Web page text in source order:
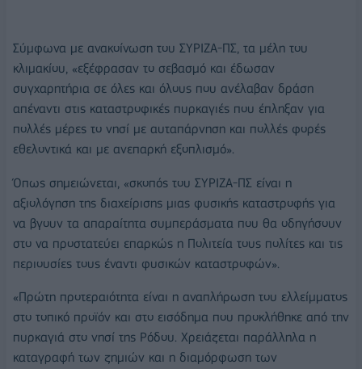
Σύμφωνα με ανακοίνωση του ΣΥΡΙΖΑ-ΠΣ, τα μέλη του
κλιμακίου, «εξέφρασαν το σεβασμό και έδωσαν
συγχαρητήρια σε όλες και όλους που ανέλαβαν δράση
απέναντι στις καταστροφικές πυρκαγιές που έπληξαν για
πολλές μέρες το νησί με αυταπάρνηση και πολλές φορές
εθελοντικά και με ανεπαρκή εξοπλισμό».
Όπως σημειώνεται, «σκοπός του ΣΥΡΙΖΑ-ΠΣ είναι η
αξιολόγηση της διαχείρισης μιας φυσικής καταστροφής για
να βγουν τα απαραίτητα συμπεράσματα που θα οδηγήσουν
στο να προστατεύει επαρκώς η Πολιτεία τους πολίτες και τις
περιουσίες τους έναντι φυσικών καταστροφών».
«Πρώτη προτεραιότητα είναι η αναπλήρωση του ελλείμματος
στο τοπικό προϊόν και στο εισόδημα που προκλήθηκε από την
πυρκαγιά στο νησί της Ρόδου. Χρειάζεται παράλληλα η
καταγραφή των ζημιών και η διαμόρφωση των